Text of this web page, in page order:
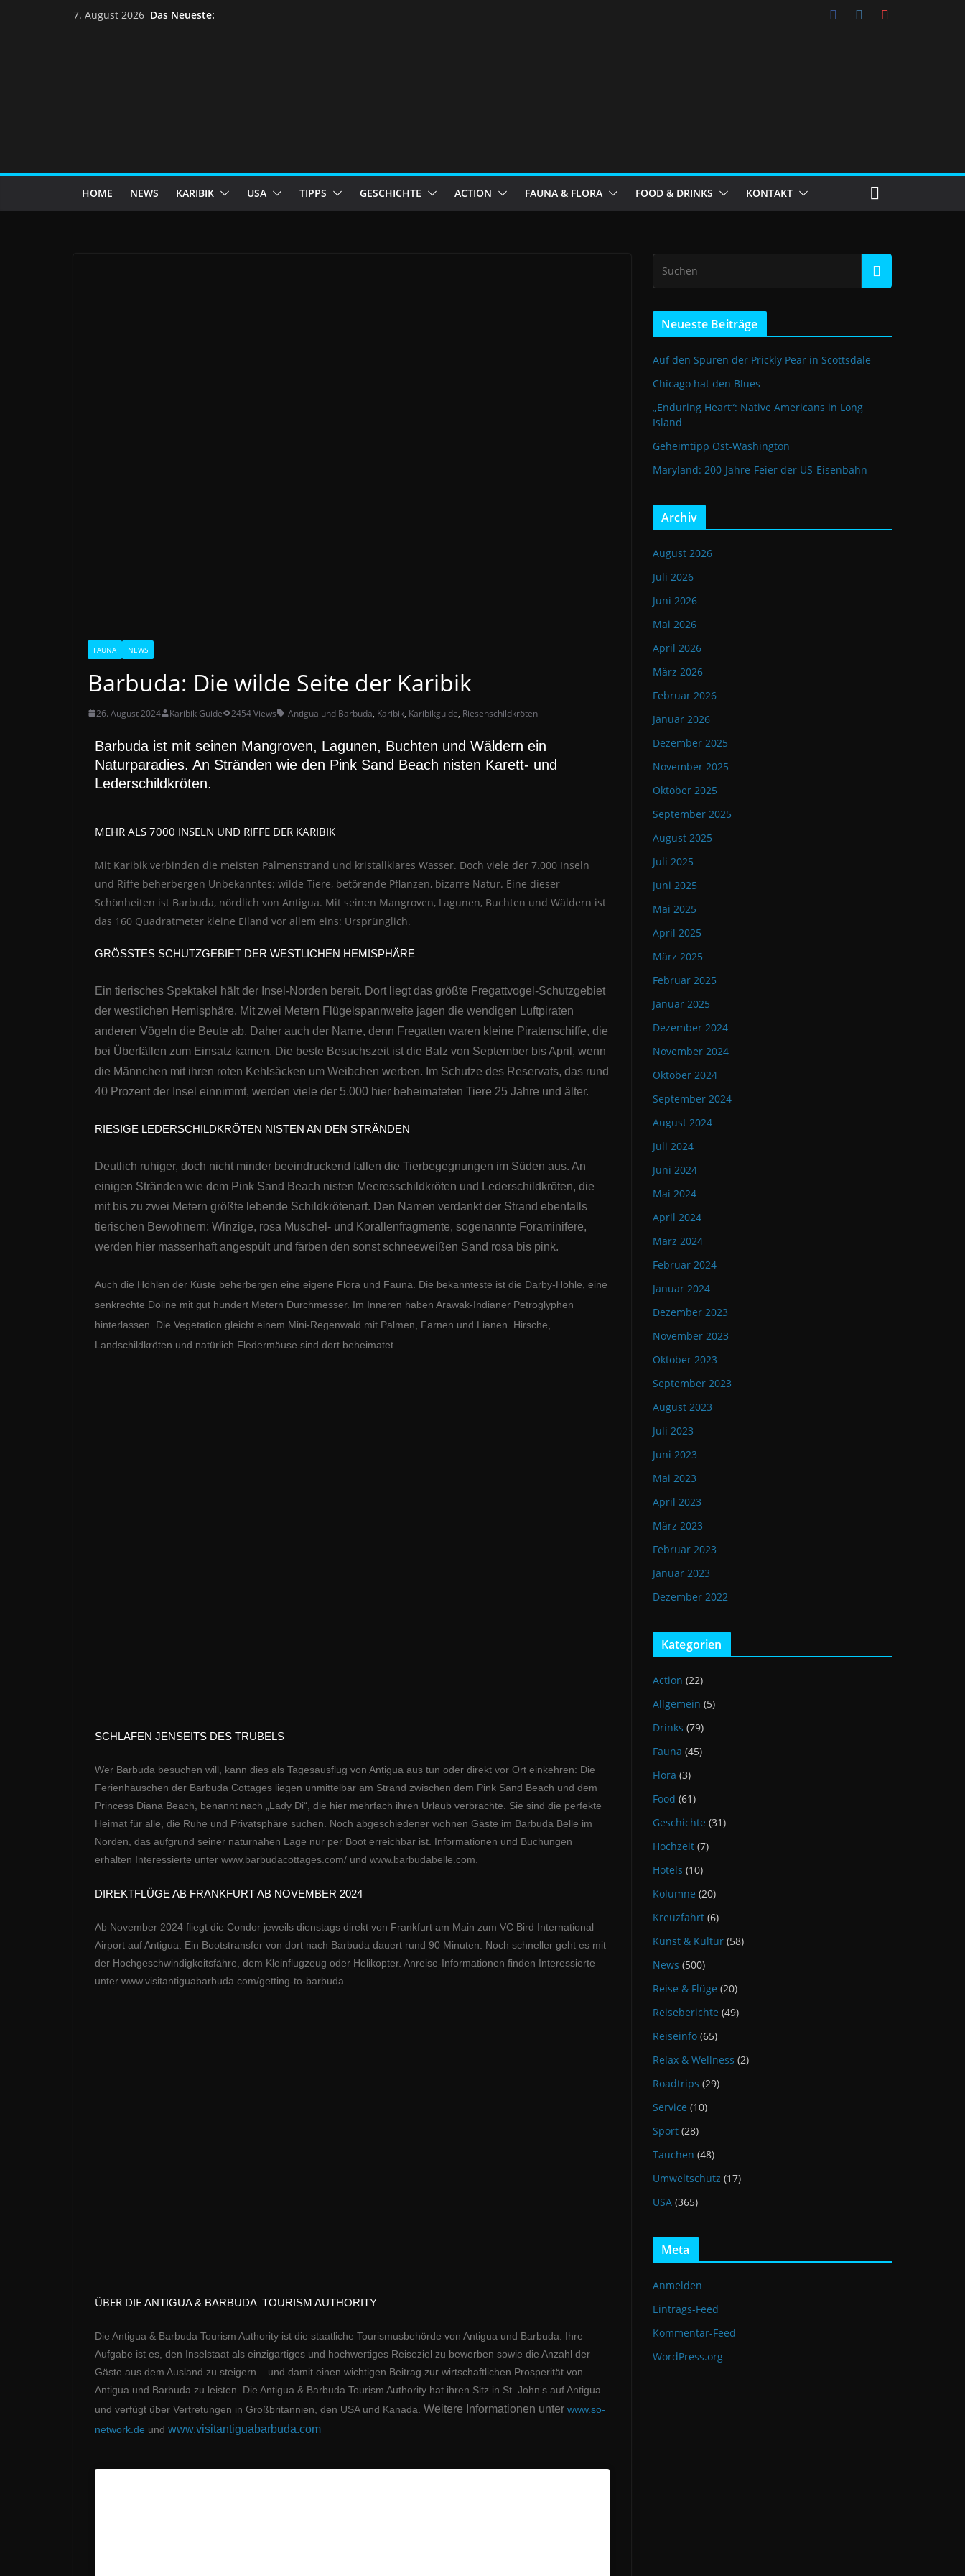
7. August 2026 Das Neueste:
HOME NEWS KARIBIK USA TIPPS GESCHICHTE ACTION FAUNA & FLORA FOOD & DRINKS KONTAKT
FAUNA NEWS
Barbuda: Die wilde Seite der Karibik
26. August 2024 Karibik Guide 2454 Views Antigua und Barbuda, Karibik, Karibikguide, Riesenschildkröten
Barbuda ist mit seinen Mangroven, Lagunen, Buchten und Wäldern ein
Naturparadies. An Stränden wie den Pink Sand Beach nisten Karett- und
Lederschildkröten.
MEHR ALS 7000 INSELN UND RIFFE DER KARIBIK
Mit Karibik verbinden die meisten Palmenstrand und kristallklares Wasser. Doch viele der 7.000 Inseln
und Riffe beherbergen Unbekanntes: wilde Tiere, betörende Pflanzen, bizarre Natur. Eine dieser
Schönheiten ist Barbuda, nördlich von Antigua. Mit seinen Mangroven, Lagunen, Buchten und Wäldern ist
das 160 Quadratmeter kleine Eiland vor allem eins: Ursprünglich.
GRÖSSTES SCHUTZGEBIET DER WESTLICHEN HEMISPHÄRE
Ein tierisches Spektakel hält der Insel-Norden bereit. Dort liegt das größte Fregattvogel-Schutzgebiet
der westlichen Hemisphäre. Mit zwei Metern Flügelspannweite jagen die wendigen Luftpiraten
anderen Vögeln die Beute ab. Daher auch der Name, denn Fregatten waren kleine Piratenschiffe, die
bei Überfällen zum Einsatz kamen. Die beste Besuchszeit ist die Balz von September bis April, wenn
die Männchen mit ihren roten Kehlsäcken um Weibchen werben. Im Schutze des Reservats, das rund
40 Prozent der Insel einnimmt, werden viele der 5.000 hier beheimateten Tiere 25 Jahre und älter.
RIESIGE LEDERSCHILDKRÖTEN NISTEN AN DEN STRÄNDEN
Deutlich ruhiger, doch nicht minder beeindruckend fallen die Tierbegegnungen im Süden aus. An
einigen Stränden wie dem Pink Sand Beach nisten Meeresschildkröten und Lederschildkröten, die
mit bis zu zwei Metern größte lebende Schildkrötenart. Den Namen verdankt der Strand ebenfalls
tierischen Bewohnern: Winzige, rosa Muschel- und Korallenfragmente, sogenannte Foraminifere,
werden hier massenhaft angespült und färben den sonst schneeweißen Sand rosa bis pink.
Auch die Höhlen der Küste beherbergen eine eigene Flora und Fauna. Die bekannteste ist die Darby-Höhle, eine
senkrechte Doline mit gut hundert Metern Durchmesser. Im Inneren haben Arawak-Indianer Petroglyphen
hinterlassen. Die Vegetation gleicht einem Mini-Regenwald mit Palmen, Farnen und Lianen. Hirsche,
Landschildkröten und natürlich Fledermäuse sind dort beheimatet.
SCHLAFEN JENSEITS DES TRUBELS
Wer Barbuda besuchen will, kann dies als Tagesausflug von Antigua aus tun oder direkt vor Ort einkehren: Die
Ferienhäuschen der Barbuda Cottages liegen unmittelbar am Strand zwischen dem Pink Sand Beach und dem
Princess Diana Beach, benannt nach „Lady Di“, die hier mehrfach ihren Urlaub verbrachte. Sie sind die perfekte
Heimat für alle, die Ruhe und Privatsphäre suchen. Noch abgeschiedener wohnen Gäste im Barbuda Belle im
Norden, das aufgrund seiner naturnahen Lage nur per Boot erreichbar ist. Informationen und Buchungen
erhalten Interessierte unter www.barbudacottages.com/ und www.barbudabelle.com.
DIREKTFLÜGE AB FRANKFURT AB NOVEMBER 2024
Ab November 2024 fliegt die Condor jeweils dienstags direkt von Frankfurt am Main zum VC Bird International
Airport auf Antigua. Ein Bootstransfer von dort nach Barbuda dauert rund 90 Minuten. Noch schneller geht es mit
der Hochgeschwindigkeitsfähre, dem Kleinflugzeug oder Helikopter. Anreise-Informationen finden Interessierte
unter www.visitantiguabarbuda.com/getting-to-barbuda.
ÜBER DIE ANTIGUA & BARBUDA TOURISM AUTHORITY
Die Antigua & Barbuda Tourism Authority ist die staatliche Tourismusbehörde von Antigua und Barbuda. Ihre
Aufgabe ist es, den Inselstaat als einzigartiges und hochwertiges Reiseziel zu bewerben sowie die Anzahl der
Gäste aus dem Ausland zu steigern – und damit einen wichtigen Beitrag zur wirtschaftlichen Prosperität von
Antigua und Barbuda zu leisten. Die Antigua & Barbuda Tourism Authority hat ihren Sitz in St. John‘s auf Antigua
und verfügt über Vertretungen in Großbritannien, den USA und Kanada. Weitere Informationen unter www.so-
network.de und www.visitantiguabarbuda.com
Neueste Beiträge
Auf den Spuren der Prickly Pear in Scottsdale
Chicago hat den Blues
„Enduring Heart“: Native Americans in Long
Island
Geheimtipp Ost-Washington
Maryland: 200-Jahre-Feier der US-Eisenbahn
Archiv
August 2026
Juli 2026
Juni 2026
Mai 2026
April 2026
März 2026
Februar 2026
Januar 2026
Dezember 2025
November 2025
Oktober 2025
September 2025
August 2025
Juli 2025
Juni 2025
Mai 2025
April 2025
März 2025
Februar 2025
Januar 2025
Dezember 2024
November 2024
Oktober 2024
September 2024
August 2024
Juli 2024
Juni 2024
Mai 2024
April 2024
März 2024
Februar 2024
Januar 2024
Dezember 2023
November 2023
Oktober 2023
September 2023
August 2023
Juli 2023
Juni 2023
Mai 2023
April 2023
März 2023
Februar 2023
Januar 2023
Dezember 2022
Kategorien
Action (22)
Allgemein (5)
Drinks (79)
Fauna (45)
Flora (3)
Food (61)
Geschichte (31)
Hochzeit (7)
Hotels (10)
Kolumne (20)
Kreuzfahrt (6)
Kunst & Kultur (58)
News (500)
Reise & Flüge (20)
Reiseberichte (49)
Reiseinfo (65)
Relax & Wellness (2)
Roadtrips (29)
Service (10)
Sport (28)
Tauchen (48)
Umweltschutz (17)
USA (365)
Meta
Anmelden
Eintrags-Feed
Kommentar-Feed
WordPress.org